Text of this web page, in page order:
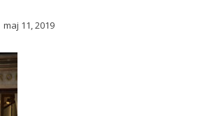
maj 11, 2019